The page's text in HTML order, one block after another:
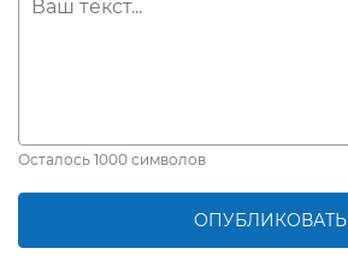
Осталось 1000 символов
ОПУБЛИКОВАТЬ